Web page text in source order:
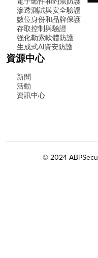
滲透測試與安全驗證
數位身份和品牌保護
存取控制與驗證
強化勒索軟體防護
生成式AI資安防護
資源中心
新聞
活動
資訊中心
© 2024